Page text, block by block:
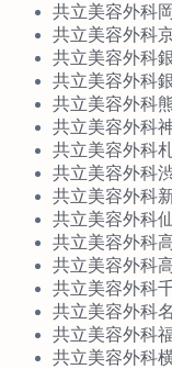
共立美容外科
共立美容外科
共立美容外科
共立美容外科
共立美容外科
共立美容外科
共立美容外科
共立美容外科
共立美容外科
共立美容外科
共立美容外科
共立美容外科
共立美容外科
共立美容外科
共立美容外科
共立美容外科